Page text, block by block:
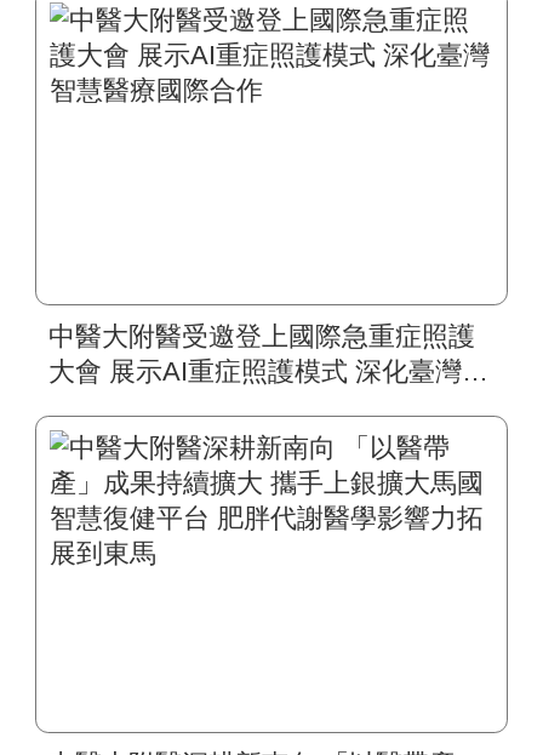
中醫大附醫受邀登上國際急重症照護
大會 展示AI重症照護模式 深化臺灣智